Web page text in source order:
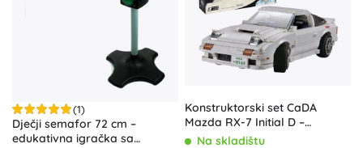
(1)
Dječji semafor 72 cm –
edukativna igračka sa
Konstruktorski set CaDA
Mazda RX-7 Initial D –
detaljan bijeli sportski
Na skladištu